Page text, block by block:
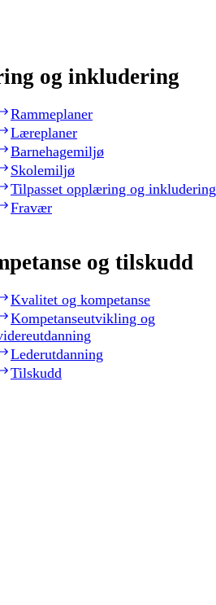
og inkludering
Rammeplaner
Læreplaner
Barnehagemiljø
Skolemiljø
Tilpasset opplæring og inkludering
Fravær
og tilskudd
Kvalitet og kompetanse
Kompetanseutvikling og
Lederutdanning
Tilskudd